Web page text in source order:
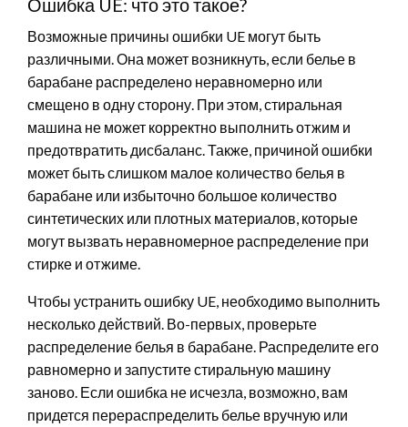
Ошибка UE: что это такое?
Возможные причины ошибки UE могут быть
различными. Она может возникнуть, если белье в
барабане распределено неравномерно или
смещено в одну сторону. При этом, стиральная
машина не может корректно выполнить отжим и
предотвратить дисбаланс. Также, причиной ошибки
может быть слишком малое количество белья в
барабане или избыточно большое количество
синтетических или плотных материалов, которые
могут вызвать неравномерное распределение при
стирке и отжиме.
Чтобы устранить ошибку UE, необходимо выполнить
несколько действий. Во-первых, проверьте
распределение белья в барабане. Распределите его
равномерно и запустите стиральную машину
заново. Если ошибка не исчезла, возможно, вам
придется перераспределить белье вручную или